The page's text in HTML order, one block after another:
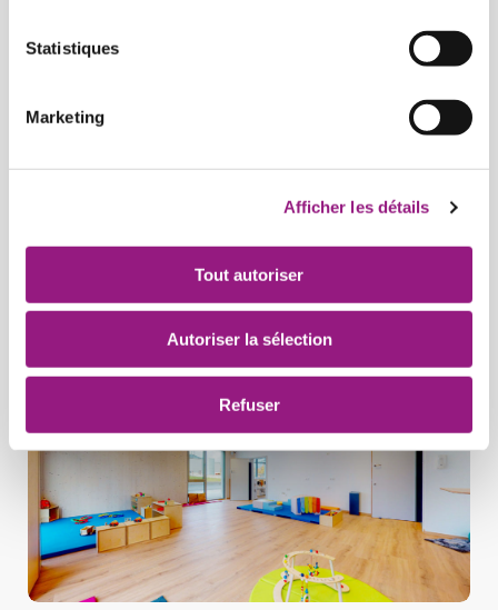
Statistiques
Marketing
Afficher les détails
Tout autoriser
Autoriser la sélection
Refuser